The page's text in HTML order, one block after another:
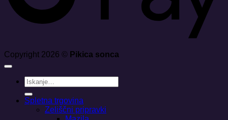
Copyright 2026 © Pikica sonca
Išči:
Spletna trgovina
Zeliščni pripravki